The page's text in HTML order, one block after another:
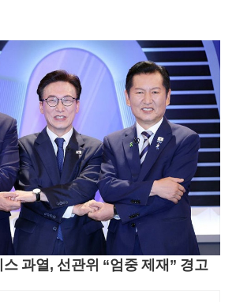
과열, 선관위 “엄중 제재” 경고